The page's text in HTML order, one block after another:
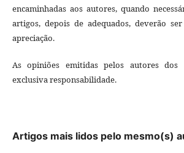
encaminhadas aos autores, quando
artigos, depois de adequados, deverão
apreciação.
As opiniões emitidas pelos autores
exclusiva responsabilidade.
Artigos mais lidos pelo mesmo(s)